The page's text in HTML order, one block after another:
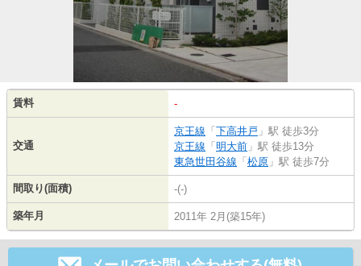
賃料 -
交通
京王線 「 下高井戸 」駅 徒歩3分
京王線 「 明大前 」駅 徒歩13分
東急世田谷線 「 松原 」駅 徒歩7分
間取り(面積) -(-)
築年月 2011年 2月(築15年)